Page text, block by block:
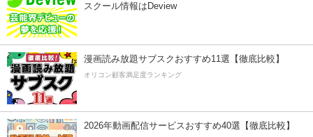
スクール情報はDeview
漫画読み放題サブスクおすすめ11選【徹底比較】
オリコン顧客満足度ランキング
2026年動画配信サービスおすすめ40選【徹底比較】